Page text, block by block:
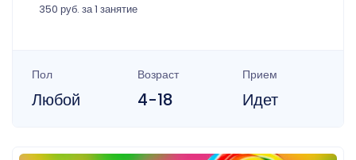
350 руб. за 1 занятие
Пол
Любой
Возраст
4-18
Прием
Идет